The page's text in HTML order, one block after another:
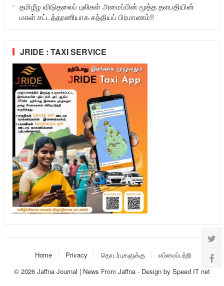
தமிழீழ விடுதலைப் புலிகள் அமைப்பின் மூத்த தளபதியின்
மகள் சட்டத்தரணியாக சத்தியப் பிரமாணம்!!
JRIDE : TAXI SERVICE
Home Privacy தொடர்புகளுக்கு
எம்மைப்பற்றி
© 2026 Jaffna Journal | News From Jaffna- Design by Speed IT net